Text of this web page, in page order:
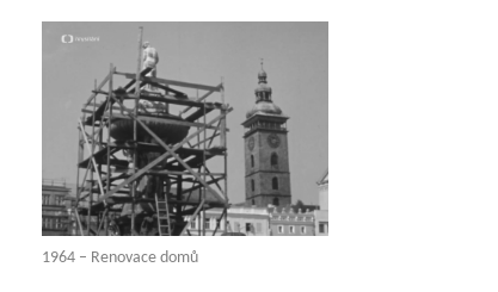
1964 – Renovace domů